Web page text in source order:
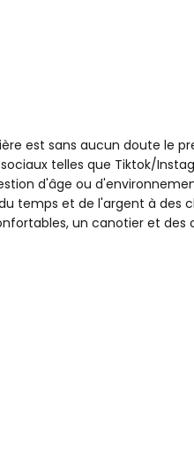
est sans aucun doute le
telles que Tiktok/
d'âge ou
temps et de l'argent à des
un canotier et des